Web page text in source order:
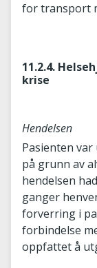
for transport
11.2.4.
krise
Hendelsen
Pasienten
på grunn av
hendelsen
ganger
forverring i
forbindelse
oppfattet å